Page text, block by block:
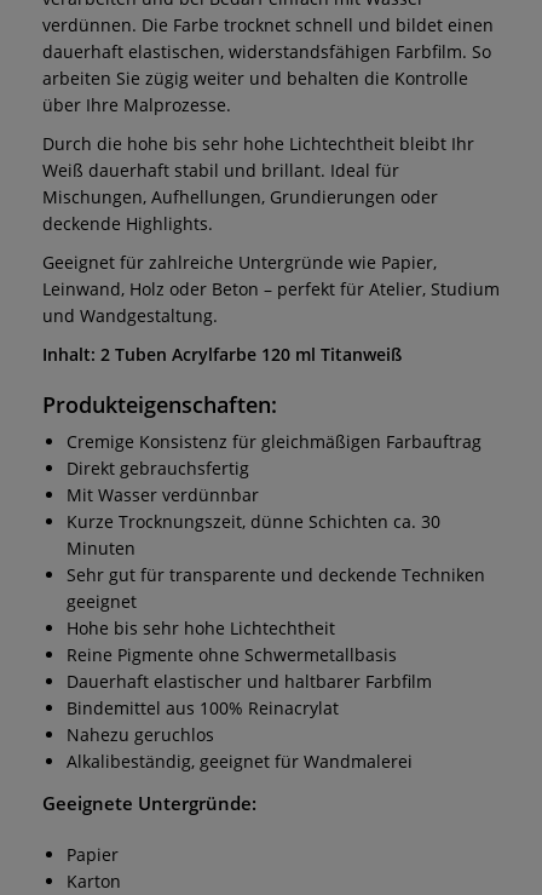
verdünnen. Die Farbe trocknet schnell und bildet einen
dauerhaft elastischen, widerstandsfähigen Farbfilm. So
arbeiten Sie zügig weiter und behalten die Kontrolle
über Ihre Malprozesse.
Durch die hohe bis sehr hohe Lichtechtheit bleibt Ihr
Weiß dauerhaft stabil und brillant. Ideal für
Mischungen, Aufhellungen, Grundierungen oder
deckende Highlights.
Geeignet für zahlreiche Untergründe wie Papier,
Leinwand, Holz oder Beton – perfekt für Atelier, Studium
und Wandgestaltung.
Inhalt: 2 Tuben Acrylfarbe 120 ml Titanweiß
Produkteigenschaften:
Cremige Konsistenz für gleichmäßigen Farbauftrag
Direkt gebrauchsfertig
Mit Wasser verdünnbar
Kurze Trocknungszeit, dünne Schichten ca. 30
Minuten
Sehr gut für transparente und deckende Techniken
geeignet
Hohe bis sehr hohe Lichtechtheit
Reine Pigmente ohne Schwermetallbasis
Dauerhaft elastischer und haltbarer Farbfilm
Bindemittel aus 100% Reinacrylat
Nahezu geruchlos
Alkalibeständig, geeignet für Wandmalerei
Geeignete Untergründe:
Papier
Karton